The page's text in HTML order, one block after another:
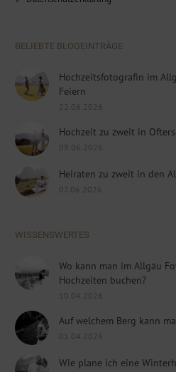
BELIEBTE BLOGEINTRÄGE
Hochzeitsfotografin im
Feiern
22.06.2026
Hochzeit zu zweit in
09.06.2026
Heiraten zu zweit in den
07.06.2026
WISSENSWERTES
Wo kann man im Allgäu
Hochzeiten buchen?
10.04.2026
Auf welchem Berg kann
01.04.2026
Wie plane ich eine